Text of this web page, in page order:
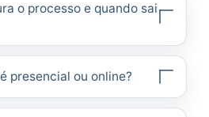
o processo e quando sai
presencial ou online?